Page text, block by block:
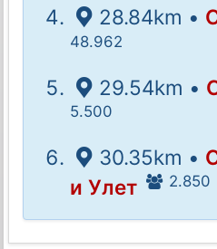
28.84km •
48.962
29.54km •
5.500
30.35km •
и Улет
2.850